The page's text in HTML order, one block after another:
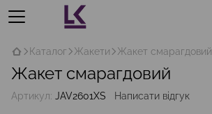
Каталог Жакети Жакет смарагдовий
Жакет смарагдовий
Артикул: JAV2601XS Написати відгук